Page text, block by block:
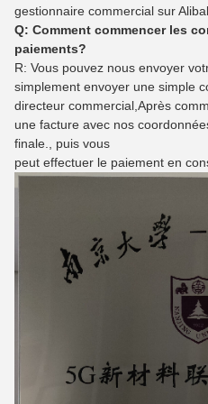
gestionnaire commercial sur
Q: Comment commencer les
paiements?
R: Vous pouvez nous envoyer
simplement envoyer une simple
directeur commercial,Après
une facture avec nos
finale., puis vous
peut effectuer le paiement en